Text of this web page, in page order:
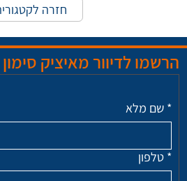
חזרה
הרשמו לדיוור מאיציק סימון
* שם מלא
* טלפון